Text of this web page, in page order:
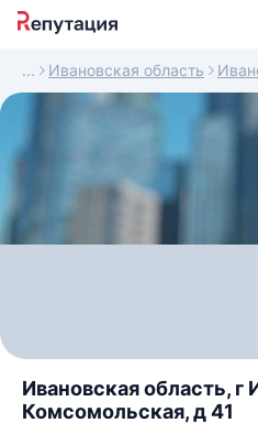
Ивановская область
Ивановская область, г
Комсомольская, д 41